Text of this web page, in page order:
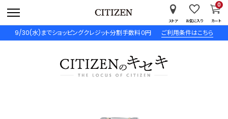
9/30(水)までショッピングクレジット分割手数料０円 ご利用条件はこちら
ストア お気に入り カート
0